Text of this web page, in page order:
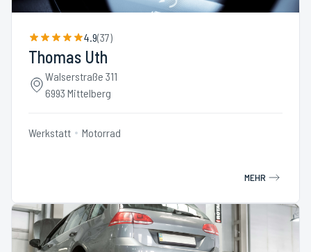
4.9(37)
Thomas Uth
Walserstraße 311
6993 Mittelberg
Werkstatt Motorrad
MEHR